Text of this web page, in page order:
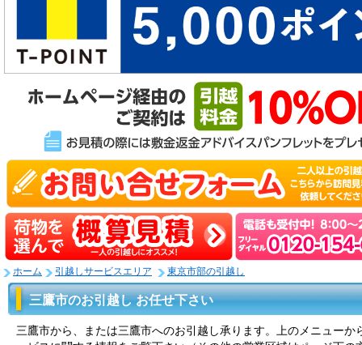
ホーム 引越しサービスエリア 東京市部の引越し
三鷹市のお引越し お任せ下さい
三鷹市から、または三鷹市へのお引越し承ります。上のメニューか